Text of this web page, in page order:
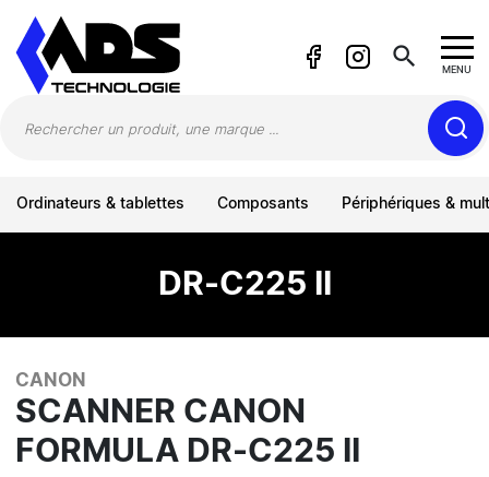
search MENU
Ordinateurs & tablettes Composants Périphériques &
DR-C225 II
CANON
SCANNER CANON
FORMULA DR-C225 II